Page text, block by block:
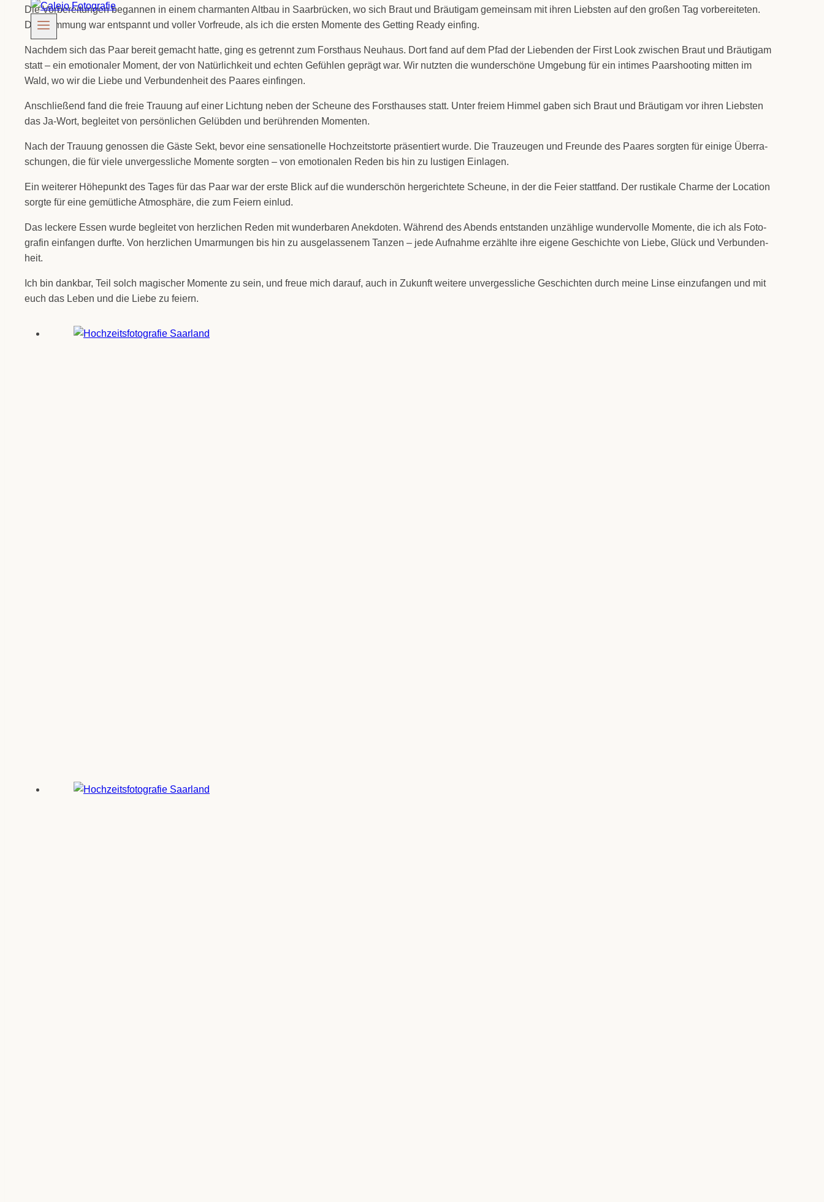
Die Vor­be­rei­tun­gen began­nen in einem char­man­ten Alt­bau in Saar­brü­cken, wo sich Braut und Bräu­ti­gam gemein­sam mit ihren Liebs­ten auf den gro­ßen Tag vor­be­rei­te­ten.
Die Stim­mung war ent­spannt und vol­ler Vor­freu­de, als ich die ers­ten Momen­te des Get­ting Rea­dy ein­fing.
Nach­dem sich das Paar bereit gemacht hat­te, ging es getrennt zum Forst­haus Neu­haus. Dort fand auf dem Pfad der Lie­ben­den der First Look zwi­schen Braut und Bräu­ti­gam
statt – ein emo­tio­na­ler Moment, der von Natür­lich­keit und ech­ten Gefüh­len geprägt war. Wir nutz­ten die wun­der­schö­ne Umge­bung für ein inti­mes Paar­shoo­ting mit­ten im
Wald, wo wir die Lie­be und Ver­bun­den­heit des Paa­res ein­fin­gen.
Anschlie­ßend fand die freie Trau­ung auf einer Lich­tung neben der Scheu­ne des Forst­hau­ses statt. Unter frei­em Him­mel gaben sich Braut und Bräu­ti­gam vor ihren Liebs­ten
das Ja-Wort, beglei­tet von per­sön­li­chen Gelüb­den und berüh­ren­den Momen­ten.
Nach der Trau­ung genos­sen die Gäs­te Sekt, bevor eine sen­sa­tio­nel­le Hoch­zeits­tor­te prä­sen­tiert wur­de. Die Trau­zeu­gen und Freun­de des Paa­res sorg­ten für eini­ge Über­ra­
schun­gen, die für vie­le unver­gess­li­che Momen­te sorg­ten – von emo­tio­na­len Reden bis hin zu lus­ti­gen Ein­la­gen.
Ein wei­te­rer Höhe­punkt des Tages für das Paar war der ers­te Blick auf die wun­der­schön her­ge­rich­te­te Scheu­ne, in der die Fei­er statt­fand. Der rus­ti­ka­le Charme der Loca­ti­on
sorg­te für eine gemüt­li­che Atmo­sphä­re, die zum Fei­ern ein­lud.
Das lecke­re Essen wur­de beglei­tet von herz­li­chen Reden mit wun­der­ba­ren Anek­do­ten. Wäh­rend des Abends ent­stan­den unzäh­li­ge wun­der­vol­le Momen­te, die ich als Foto­
gra­fin ein­fan­gen durf­te. Von herz­li­chen Umar­mun­gen bis hin zu aus­ge­las­se­nem Tan­zen – jede Auf­nah­me erzähl­te ihre eige­ne Geschich­te von Lie­be, Glück und Ver­bun­den­
heit.
Ich bin dank­bar, Teil solch magi­scher Momen­te zu sein, und freue mich dar­auf, auch in Zukunft wei­te­re unver­gess­li­che Geschich­ten durch mei­ne Lin­se ein­zu­fan­gen und mit
euch das Leben und die Lie­be zu fei­ern.